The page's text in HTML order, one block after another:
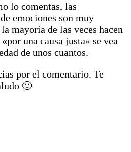
lo comentas, las
emociones son muy
mayoría de las veces hacen
una causa justa» se vea
de unos cuantos.
por el comentario. Te
🙂